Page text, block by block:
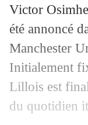
Victor
été annoncé
Manchester
Initialement
Lillois est
du quotidien
08/06 PSG:
08/06 Leipzig
08/06 EdF:
08/06